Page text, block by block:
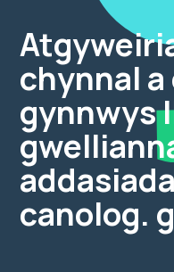
chynnal
gynnwys
canolog.